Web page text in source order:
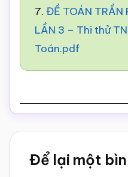
7. ĐỀ TOÁN TRẦN
LẦN 3 – Thi thử
Toán.pdf
Reader
Interactions
Để lại một